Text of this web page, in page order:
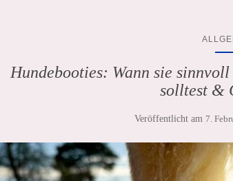
Hundebooties: Wann sie
solltest &
Veröffentlicht am 7.